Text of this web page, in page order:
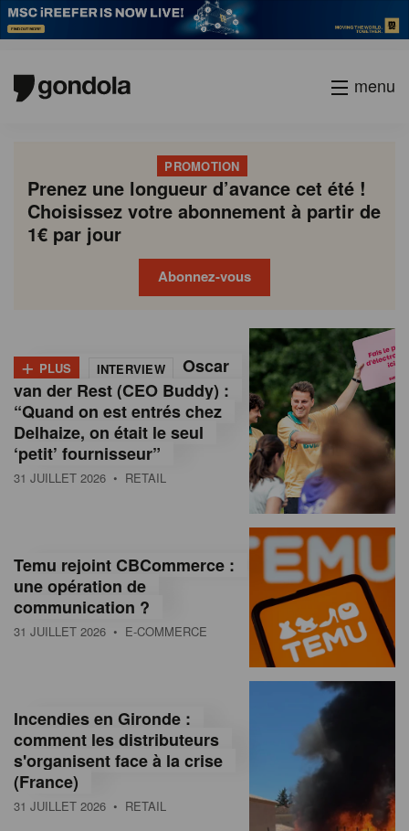
menu
PROMOTION
Prenez une longueur d’avance cet été !
Choisissez votre abonnement à partir de
1€ par jour
Abonnez-vous
o
n
d
o
M
a
g
n
e
+ PLUS INTERVIEW
Oscar
van der Rest (CEO Buddy) :
“Quand on est entrés chez
Delhaize, on était le seul
‘petit’ fournisseur”
31 JUILLET 2026 • RETAIL
Temu rejoint CBCommerce :
une opération de
communication ?
31 JUILLET 2026 • E-COMMERCE
Incendies en Gironde :
comment les distributeurs
s'organisent face à la crise
(France)
31 JUILLET 2026 • RETAIL